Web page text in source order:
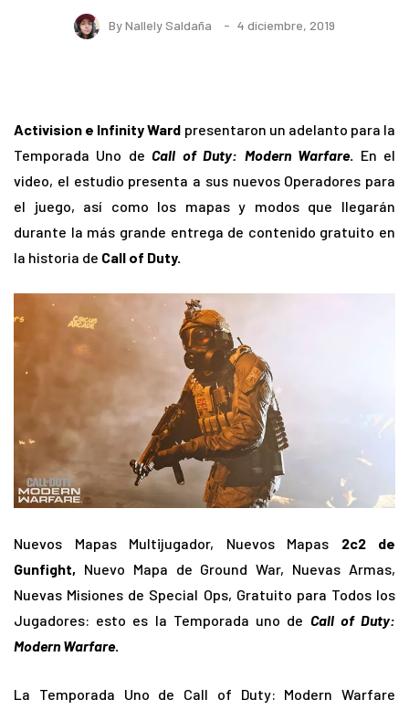
ByNallely Saldaña 4 diciembre, 2019
Activision e Infinity Ward presentaron un adelanto para la
Temporada Uno deCall of Duty: Modern Warfare. En el
video, el estudio presenta a sus nuevos Operadores para
el juego, así como los mapas y modos que llegarán
durante la más grande entrega de contenido gratuito en
la historia de Call of Duty.
Nuevos Mapas Multijugador, Nuevos Mapas 2c2 de
Gunfight, Nuevo Mapa de Ground War, Nuevas Armas,
Nuevas Misiones de Special Ops, Gratuito para Todos los
Jugadores: esto es la Temporada uno de Call of Duty:
Modern Warfare.
La Temporada Uno de Call of Duty: Modern Warfare